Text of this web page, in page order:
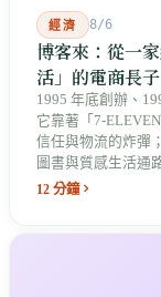
經濟 8/6
博客來：從一
活」的電商長子
1995 年底創辦、
它靠著「7-
信任與物流的炸彈
圖書與質感生活通
巷口，最後長成了
12 分鐘